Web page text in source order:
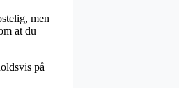
men
at du
på